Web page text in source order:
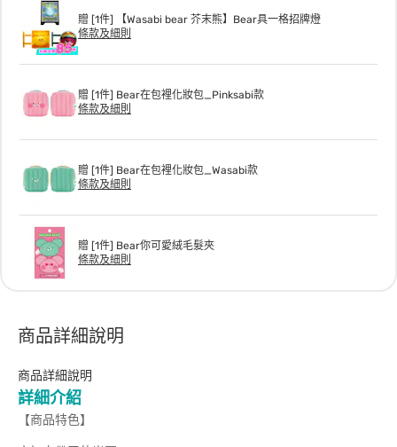
贈 [1件] 【Wasabi bear 芥末熊】Bear具一格招牌燈
條款及細則
贈 [1件] Bear在包裡化妝包_Pinksabi款
條款及細則
贈 [1件] Bear在包裡化妝包_Wasabi款
條款及細則
贈 [1件] Bear你可愛絨毛髮夾
條款及細則
商品詳細說明
商品詳細說明
詳細介紹
【商品特色】